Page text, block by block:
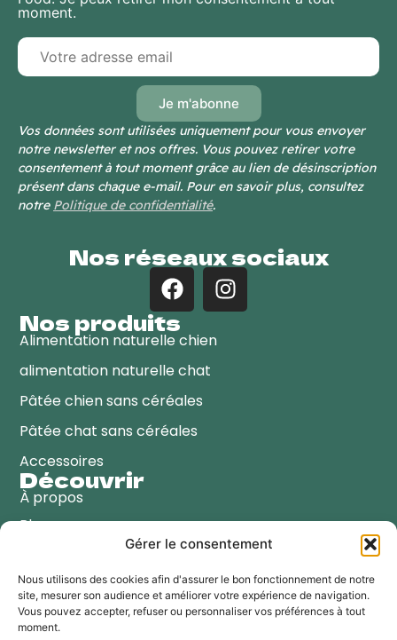
Gérer le consentement
Nous utilisons des cookies afin d'assurer le bon fonctionnement de notre
site, mesurer son audience et améliorer votre expérience de navigation.
Vous pouvez accepter, refuser ou personnaliser vos préférences à tout
moment.
moment.
Vos données sont utilisées uniquement pour vous envoyer
notre newsletter et nos offres. Vous pouvez retirer votre
consentement à tout moment grâce au lien de désinscription
présent dans chaque e-mail. Pour en savoir plus, consultez
notre Politique de confidentialité.
Nos réseaux sociaux
Nos produits
Alimentation naturelle chien
alimentation naturelle chat
Pâtée chien sans céréales
Pâtée chat sans céréales
Accessoires
Découvrir
À propos
Blog
Points de vente
Contactez-nous
Coordonnées
☎️+33 (0)4-67-50-96-97